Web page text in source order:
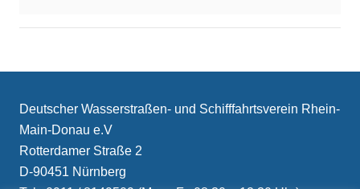
Deutscher Wasserstraßen- und Schifffahrtsverein Rhein-
Main-Donau e.V
Rotterdamer Straße 2
D-90451 Nürnberg